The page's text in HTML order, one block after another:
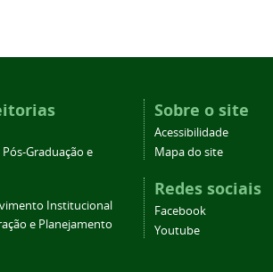
Pós-Graduação e
Institucional
e Planejamento
Sobre o site
Acessibilidade
Mapa do site
Redes sociais
Facebook
Youtube